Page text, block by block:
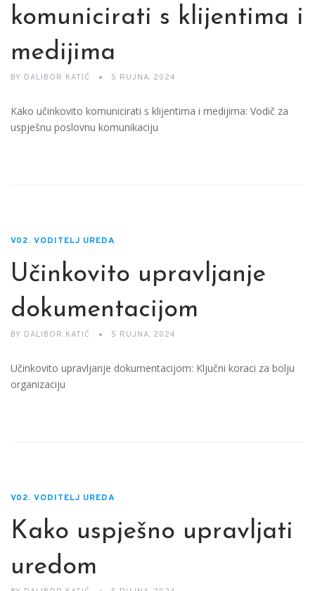
komunicirati s klijentima i
medijima
BY DALIBOR KATIĆ 5 RUJNA, 2024
Kako učinkovito komunicirati s klijentima i medijima: Vodič za
uspješnu poslovnu komunikaciju
V02. VODITELJ UREDA
Učinkovito upravljanje
dokumentacijom
BY DALIBOR KATIĆ 5 RUJNA, 2024
Učinkovito upravljanje dokumentacijom: Ključni koraci za bolju
organizaciju
V02. VODITELJ UREDA
Kako uspješno upravljati
uredom